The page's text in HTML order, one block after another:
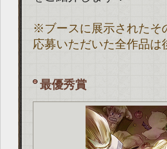
※ブースに展示されたそ
応募いただいた全作品
最優秀賞